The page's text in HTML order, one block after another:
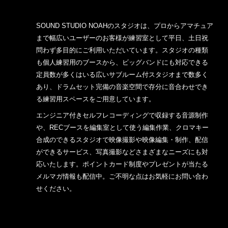
SOUND STUDIO NOAHのスタジオは、プロからアマチュア
まで幅広いユーザーのお客様が練習室として平日、土日祝
問わず多目的にご利用いただいています。スタジオの種類
も個人練習用のブースから、ビッグバンドにも対応できる
定員数が多くはいる広いサブルーム付スタジオまで数多く
あり、ドラムセット完備の音楽空間で存分に音合わせでき
る練習用スペースをご用意しています。
エンジニア付きセルフレコーディングで収録する音源制作
や、RECブースを編集室として使う編集作業、クロマキー
合成のできるスタジオで映像撮影や映像編集・制作、配信
ができるサービス、写真撮影などさまざまなニーズにも対
応いたします。ポイントカード制度やプレゼントが当たる
メルマガ情報も配信中。ご不明な点はお気軽にお問い合わ
せください。